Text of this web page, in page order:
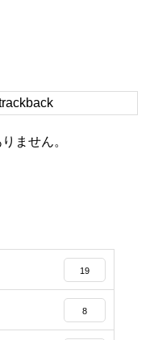
ません。
19
8